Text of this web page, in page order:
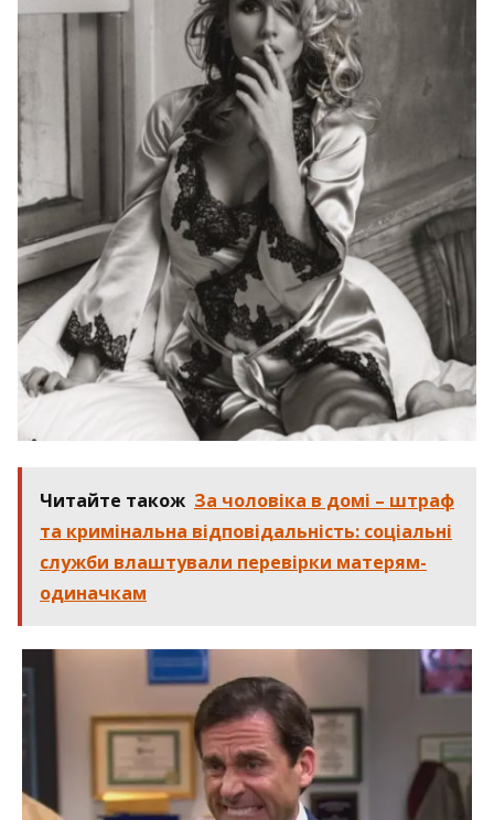
Читайте також За чоловіка в домі – штраф
та кримінальна відповідальність: соціальні
служби влаштували перевірки матерям-
одиначкам